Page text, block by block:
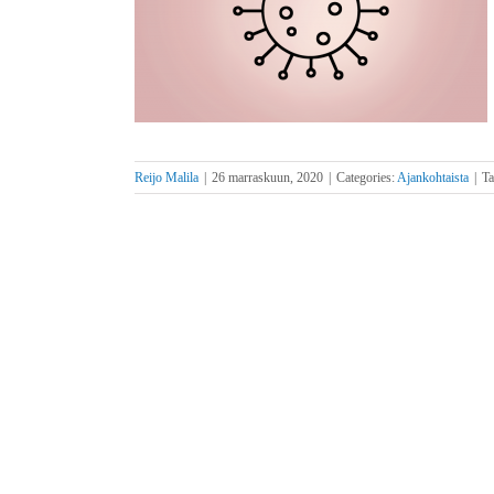
Reijo Malila 26 marraskuun, 2020 Categories:Ajankohtaista